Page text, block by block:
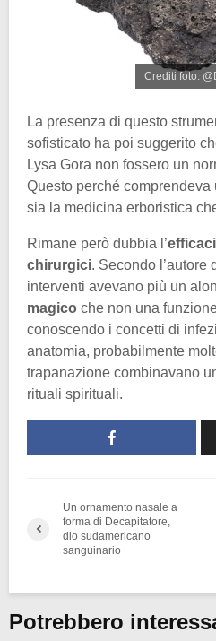
Crediti foto:
La presenza di questo
sofisticato ha poi suggerito
Lysa Gora non fossero un
Questo perché
sia la medicina erboristica
Rimane però dubbia l’
chirurgici. Secondo l’autore
interventi avevano più un
magico che non una
conoscendo i concetti di
anatomia, probabilmente
trapanazione combinavano
rituali spirituali.
Un ornamento nasale a
forma di Decapitatore,
dio sudamericano
sanguinario
Potrebbero